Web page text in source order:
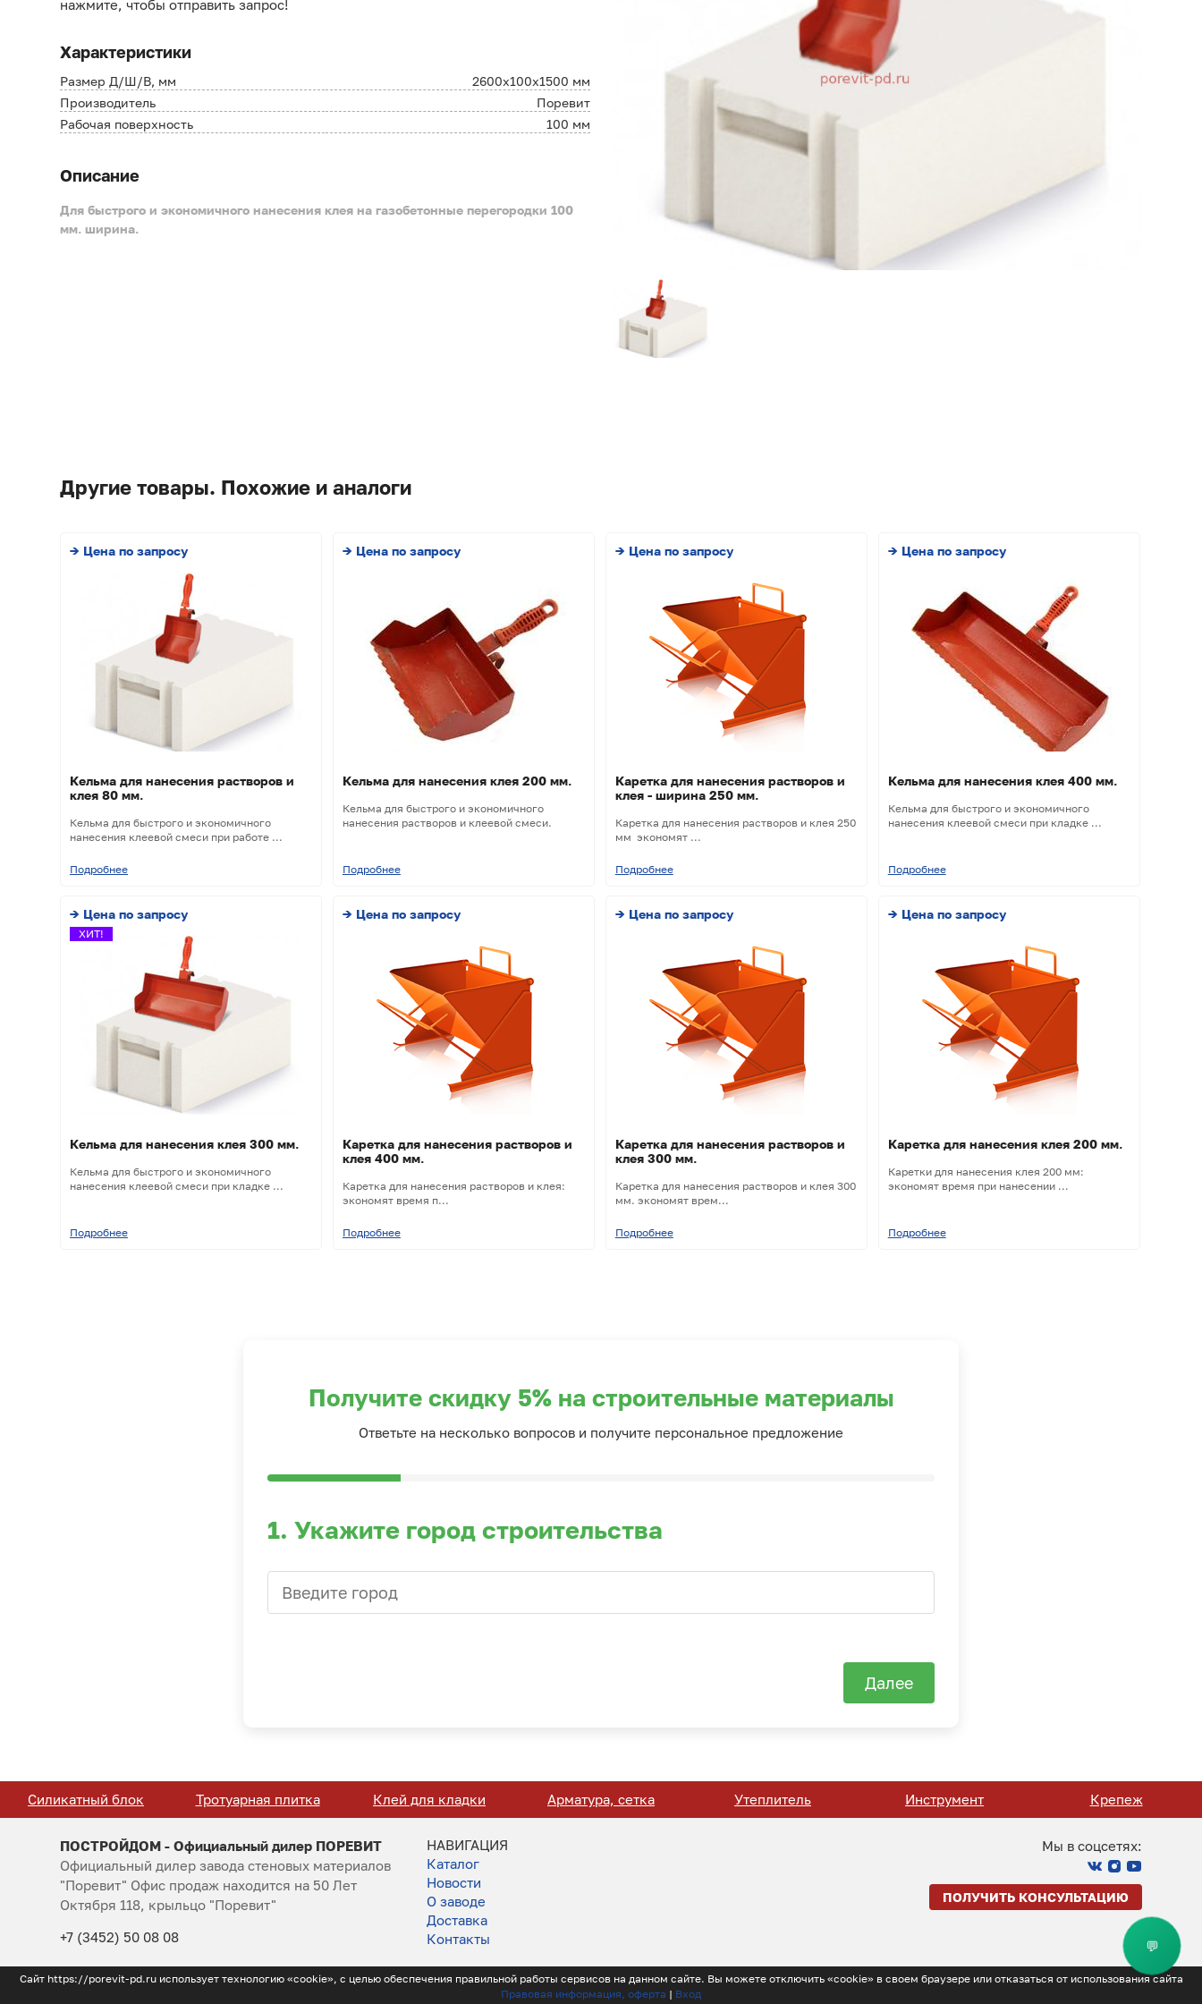
нажмите, чтобы отправить запрос!
Характеристики
Размер Д/Ш/В, мм
2600х100х1500 мм
Производитель
Поревит
Рабочая поверхность
100 мм
Описание
Для быстрого и экономичного нанесения клея на газобетонные перегородки 100
мм. ширина.
Другие товары. Похожие и аналоги
→ Цена по запросу
Кельма для нанесения растворов и
клея 80 мм.
Кельма для быстрого и экономичного
нанесения клеевой смеси при работе ...
Подробнее
→ Цена по запросу
Кельма для нанесения клея 200 мм.
Кельма для быстрого и экономичного
нанесения растворов и клеевой смеси.
Подробнее
→ Цена по запросу
Каретка для нанесения растворов и
клея - ширина 250 мм.
Каретка для нанесения растворов и клея 250
мм экономят ...
Подробнее
→ Цена по запросу
Кельма для нанесения клея 400 мм.
Кельма для быстрого и экономичного
нанесения клеевой смеси при кладке ...
Подробнее
→ Цена по запросу
ХИТ!
Кельма для нанесения клея 300 мм.
Кельма для быстрого и экономичного
нанесения клеевой смеси при кладке ...
Подробнее
→ Цена по запросу
Каретка для нанесения растворов и
клея 400 мм.
Каретка для нанесения растворов и клея:
экономят время п...
Подробнее
→ Цена по запросу
Каретка для нанесения растворов и
клея 300 мм.
Каретка для нанесения растворов и клея 300
мм. экономят врем...
Подробнее
→ Цена по запросу
Каретка для нанесения клея 200 мм.
Каретки для нанесения клея 200 мм:
экономят время при нанесении ...
Подробнее
Получите скидку 5% на строительные материалы
Ответьте на несколько вопросов и получите персональное предложение
1. Укажите город строительства
Далее
Силикатный блок Тротуарная плитка Клей для кладки Арматура, сетка Утеплитель Инструмент Крепеж
ПОСТРОЙДОМ - Официальный дилер ПОРЕВИТ
Официальный дилер завода стеновых материалов
"Поревит" Офис продаж находится на 50 Лет
Октября 118, крыльцо "Поревит"
+7 (3452) 50 08 08
НАВИГАЦИЯ
Каталог
Новости
О заводе
Доставка
Контакты
Мы в соцсетях:
ПОЛУЧИТЬ КОНСУЛЬТАЦИЮ
Сайт https://porevit-pd.ru использует технологию «cookie», с целью обеспечения правильной работы сервисов на данном сайте. Вы можете отключить «cookie» в своем браузере или отказаться от использования сайта
Правовая информация, оферта | Вход
💬